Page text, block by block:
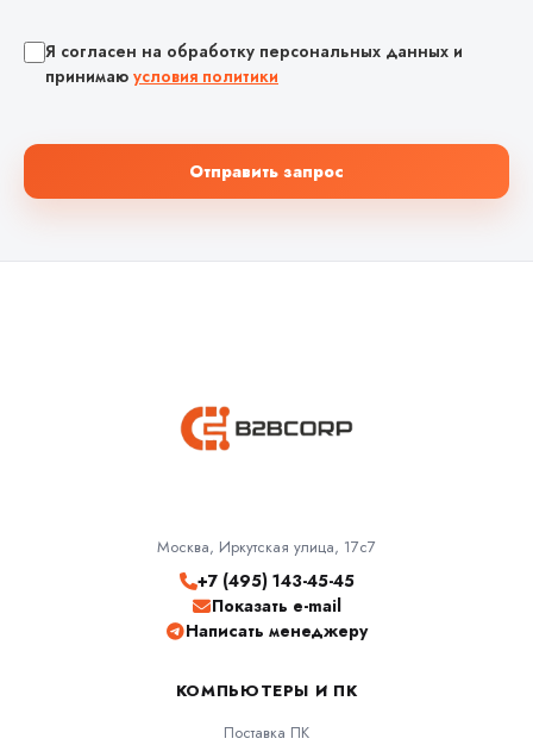
Я согласен на обработку персональных данных и
принимаю условия политики
Отправить запрос
Москва, Иркутская улица, 17с7
+7 (495) 143-45-45
Показать e-mail
Написать менеджеру
КОМПЬЮТЕРЫ И ПК
Поставка ПК